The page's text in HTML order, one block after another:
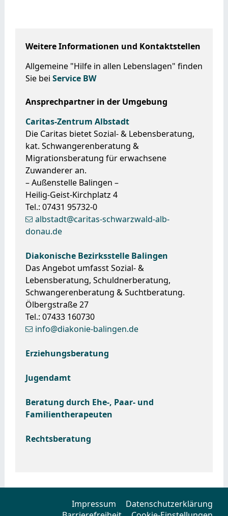
Weitere Informationen und Kontaktstellen
Allgemeine "Hilfe in allen Lebenslagen" finden
Sie bei Service BW
Ansprechpartner in der Umgebung
Caritas-Zentrum Albstadt
Die Caritas bietet Sozial- & Lebensberatung,
kat. Schwangerenberatung &
Migrationsberatung für erwachsene
Zuwanderer an.
– Außenstelle Balingen –
Heilig-Geist-Kirchplatz 4
Tel.: 07431 95732-0
albstadt@caritas-schwarzwald-alb-
donau.de
Diakonische Bezirksstelle Balingen
Das Angebot umfasst Sozial- &
Lebensberatung, Schuldnerberatung,
Schwangerenberatung & Suchtberatung.
Ölbergstraße 27
Tel.: 07433 160730
info@diakonie-balingen.de
Erziehungsberatung
Jugendamt
Beratung durch Ehe-, Paar- und
Familientherapeuten
Rechtsberatung
Impressum
Datenschutzerklärung